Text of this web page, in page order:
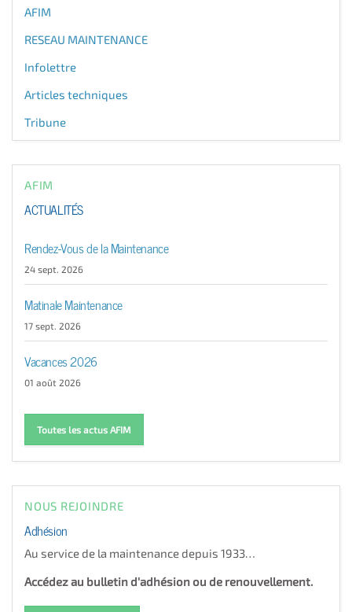
AFIM
RESEAU MAINTENANCE
Infolettre
Articles techniques
Tribune
AFIM
ACTUALITÉS
Rendez-Vous de la Maintenance
24 sept. 2026
Matinale Maintenance
17 sept. 2026
Vacances 2026
01 août 2026
Toutes les actus AFIM
NOUS REJOINDRE
Adhésion
Au service de la maintenance depuis 1933…
Accédez au bulletin d'adhésion ou de renouvellement.